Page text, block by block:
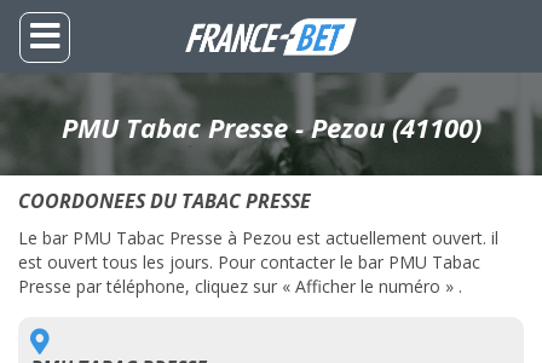
PMU Tabac Presse - Pezou (41100)
COORDONEES DU TABAC PRESSE
Le bar PMU Tabac Presse à Pezou est actuellement ouvert. il
est ouvert tous les jours. Pour contacter le bar PMU Tabac
Presse par téléphone, cliquez sur « Afficher le numéro » .